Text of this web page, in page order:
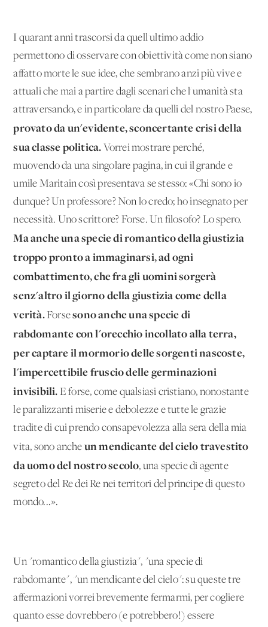
I quarant'anni trascorsi da quell'ultimo addio
permettono di osservare con obiettività come non siano
affatto morte le sue idee, che sembrano anzi più vive e
attuali che mai a partire dagli scenari che l'umanità sta
attraversando, e in particolare da quelli del nostro Paese,
provato da un'evidente, sconcertante crisi della
sua classe politica. Vorrei mostrare perché,
muovendo da una singolare pagina, in cui il grande e
umile Maritain così presentava se stesso: «Chi sono io
dunque? Un professore? Non lo credo; ho insegnato per
necessità. Uno scrittore? Forse. Un filosofo? Lo spero.
Ma anche una specie di romantico della giustizia
troppo pronto a immaginarsi, ad ogni
combattimento, che fra gli uomini sorgerà
senz'altro il giorno della giustizia come della
verità.Forsesono anche una specie di
rabdomante con l'orecchio incollato alla terra,
per captare il mormorio delle sorgenti nascoste,
l'impercettibile fruscio delle germinazioni
invisibili. E forse, come qualsiasi cristiano, nonostante
le paralizzanti miserie e debolezze e tutte le grazie
tradite di cui prendo consapevolezza alla sera della mia
vita, sono anche un mendicante del cielo travestito
da uomo del nostro secolo, una specie di agente
segreto del Re dei Re nei territori del principe di questo
mondo...».
Un "romantico della giustizia", "una specie di
rabdomante", "un mendicante del cielo": su queste tre
affermazioni vorrei brevemente fermarmi, per cogliere
quanto esse dovrebbero (e potrebbero!) essere